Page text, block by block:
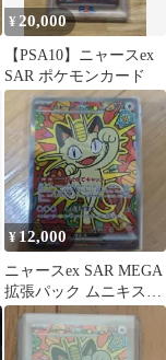
¥ 20,000
【PSA10】ニャースex
SAR ポケモンカード
¥12,000
ニャースex SAR MEGA
拡張パック ムニキスゼ
ロ キラ 114/080